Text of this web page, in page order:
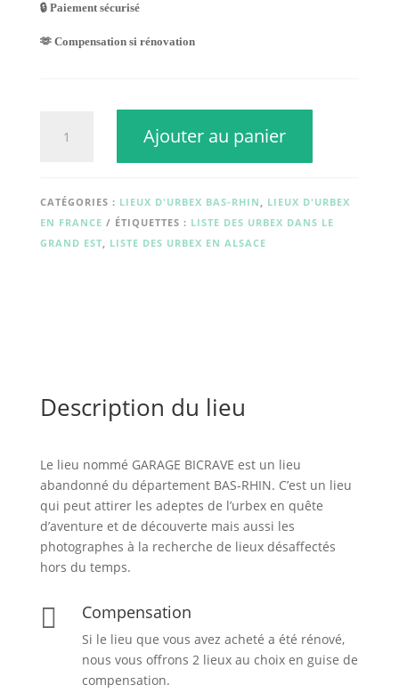
🔒 Paiement sécurisé
🫶 Compensation si rénovation
Ajouter au panier
CATÉGORIES : LIEUX D'URBEX BAS-RHIN , LIEUX D'URBEX
EN FRANCE
ÉTIQUETTES : LISTE DES URBEX DANS LE
GRAND EST, LISTE DES URBEX EN ALSACE
Description du lieu
Le lieu nommé GARAGE BICRAVE est un lieu
abandonné du département BAS-RHIN. C’est un lieu
qui peut attirer les adeptes de l’urbex en quête
d’aventure et de découverte mais aussi les
photographes à la recherche de lieux désaffectés
hors du temps.
 Compensation
Si le lieu que vous avez acheté a été rénové,
nous vous offrons 2 lieux au choix en guise de
compensation.